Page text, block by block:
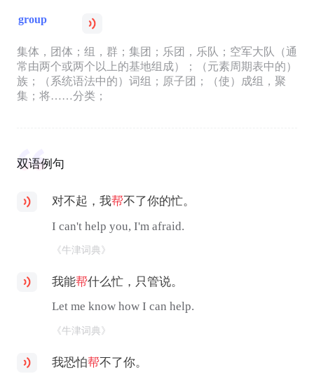
group
集体，团体；组，群；集团；乐团，乐队；空军大队（通
常由两个或两个以上的基地组成）；（元素周期表中的）
族；（系统语法中的）词组；原子团；（使）成组，聚
集；将……分类；
双语例句
对不起，我帮不了你的忙。
I can't help you, I'm afraid.
《牛津词典》
我能帮什么忙，只管说。
Let me know how I can help.
《牛津词典》
我恐怕帮不了你。